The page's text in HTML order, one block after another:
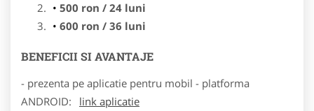
500 ron / 24 luni
600 ron / 36 luni
BENEFICII SI AVANTAJE
- prezenta pe aplicatie pentru mobil - platforma
ANDROID:
link aplicatie